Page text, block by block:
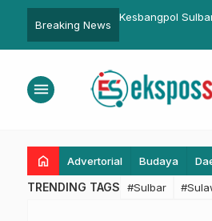
Breaking News
Pasang Banner Anti
di Majene
Cara Mudah
Langkah Berikut
menu
home Advertorial Budaya
TRENDING TAGS #Sulbar